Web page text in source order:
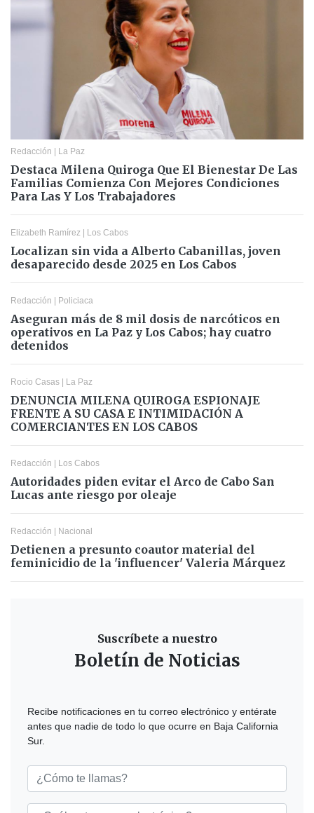
Redacción | La Paz
Destaca Milena Quiroga Que El Bienestar De Las
Familias Comienza Con Mejores Condiciones
Para Las Y Los Trabajadores
Elizabeth Ramírez | Los Cabos
Localizan sin vida a Alberto Cabanillas, joven
desaparecido desde 2025 en Los Cabos
Redacción | Policiaca
Aseguran más de 8 mil dosis de narcóticos en
operativos en La Paz y Los Cabos; hay cuatro
detenidos
Rocio Casas | La Paz
DENUNCIA MILENA QUIROGA ESPIONAJE
FRENTE A SU CASA E INTIMIDACIÓN A
COMERCIANTES EN LOS CABOS
Redacción | Los Cabos
Autoridades piden evitar el Arco de Cabo San
Lucas ante riesgo por oleaje
Redacción | Nacional
Detienen a presunto coautor material del
feminicidio de la 'influencer' Valeria Márquez
Suscríbete a nuestro
Boletín de Noticias
Recibe notificaciones en tu correo electrónico y entérate
antes que nadie de todo lo que ocurre en Baja California
Sur.